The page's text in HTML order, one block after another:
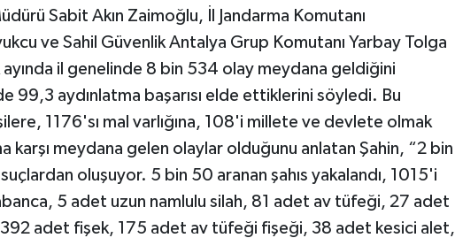
Sabit Akın Zaimoğlu, İl Jandarma Komutanı
ve Sahil Güvenlik Antalya Grup Komutanı Yarbay Tolga
il genelinde 8 bin 534 olay meydana geldiğini
99,3 aydınlatma başarısı elde ettiklerini söyledi. Bu
1176'sı mal varlığına, 108'i millete ve devlete olmak
karşı meydana gelen olaylar olduğunu anlatan Şahin, “2 bin
oluşuyor. 5 bin 50 aranan şahıs yakalandı, 1015'i
5 adet uzun namlulu silah, 81 adet av tüfeği, 27 adet
392 adet fişek, 175 adet av tüfeği fişeği, 38 adet kesici alet,